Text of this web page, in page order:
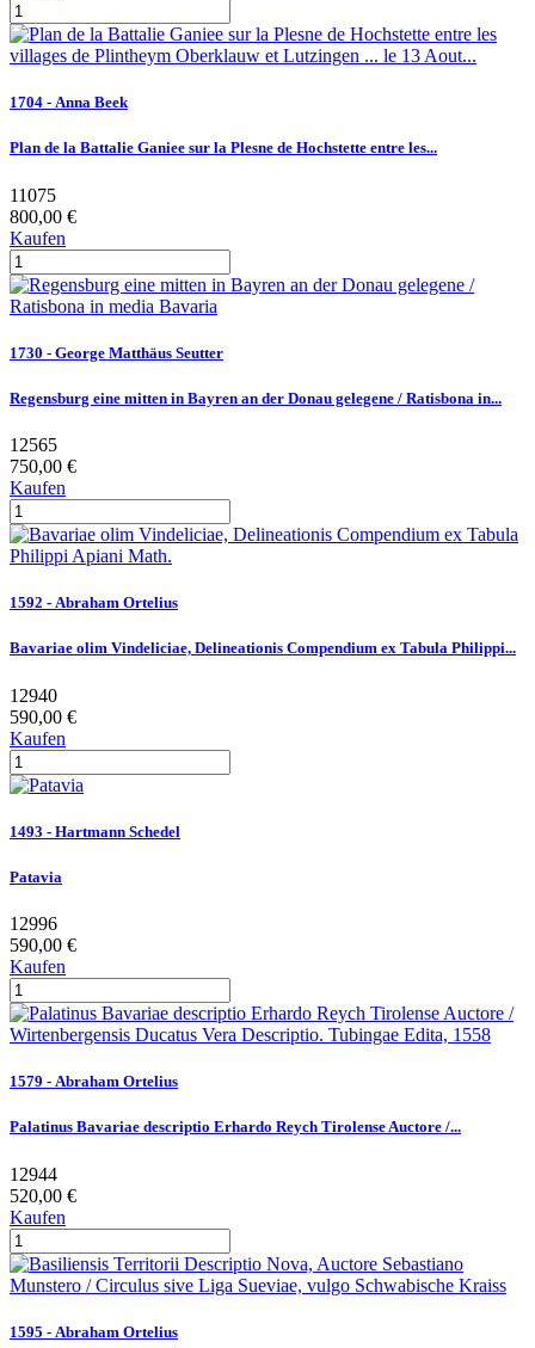
1704 - Anna Beek
Plan de la Battalie Ganiee sur la Plesne de Hochstette entre les...
11075
800,00 €
Kaufen
1730 - George Matthäus Seutter
Regensburg eine mitten in Bayren an der Donau gelegene / Ratisbona in...
12565
750,00 €
Kaufen
1592 - Abraham Ortelius
Bavariae olim Vindeliciae, Delineationis Compendium ex Tabula Philippi...
12940
590,00 €
Kaufen
1493 - Hartmann Schedel
Patavia
12996
590,00 €
Kaufen
1579 - Abraham Ortelius
Palatinus Bavariae descriptio Erhardo Reych Tirolense Auctore /...
12944
520,00 €
Kaufen
1595 - Abraham Ortelius